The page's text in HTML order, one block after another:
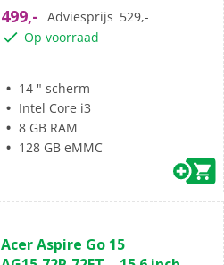
sterren.
499,- Adviesprijs 529,-
Op voorraad
14 " scherm
Intel Core i3
8 GB RAM
128 GB eMMC
van
Acer Aspire Go 15